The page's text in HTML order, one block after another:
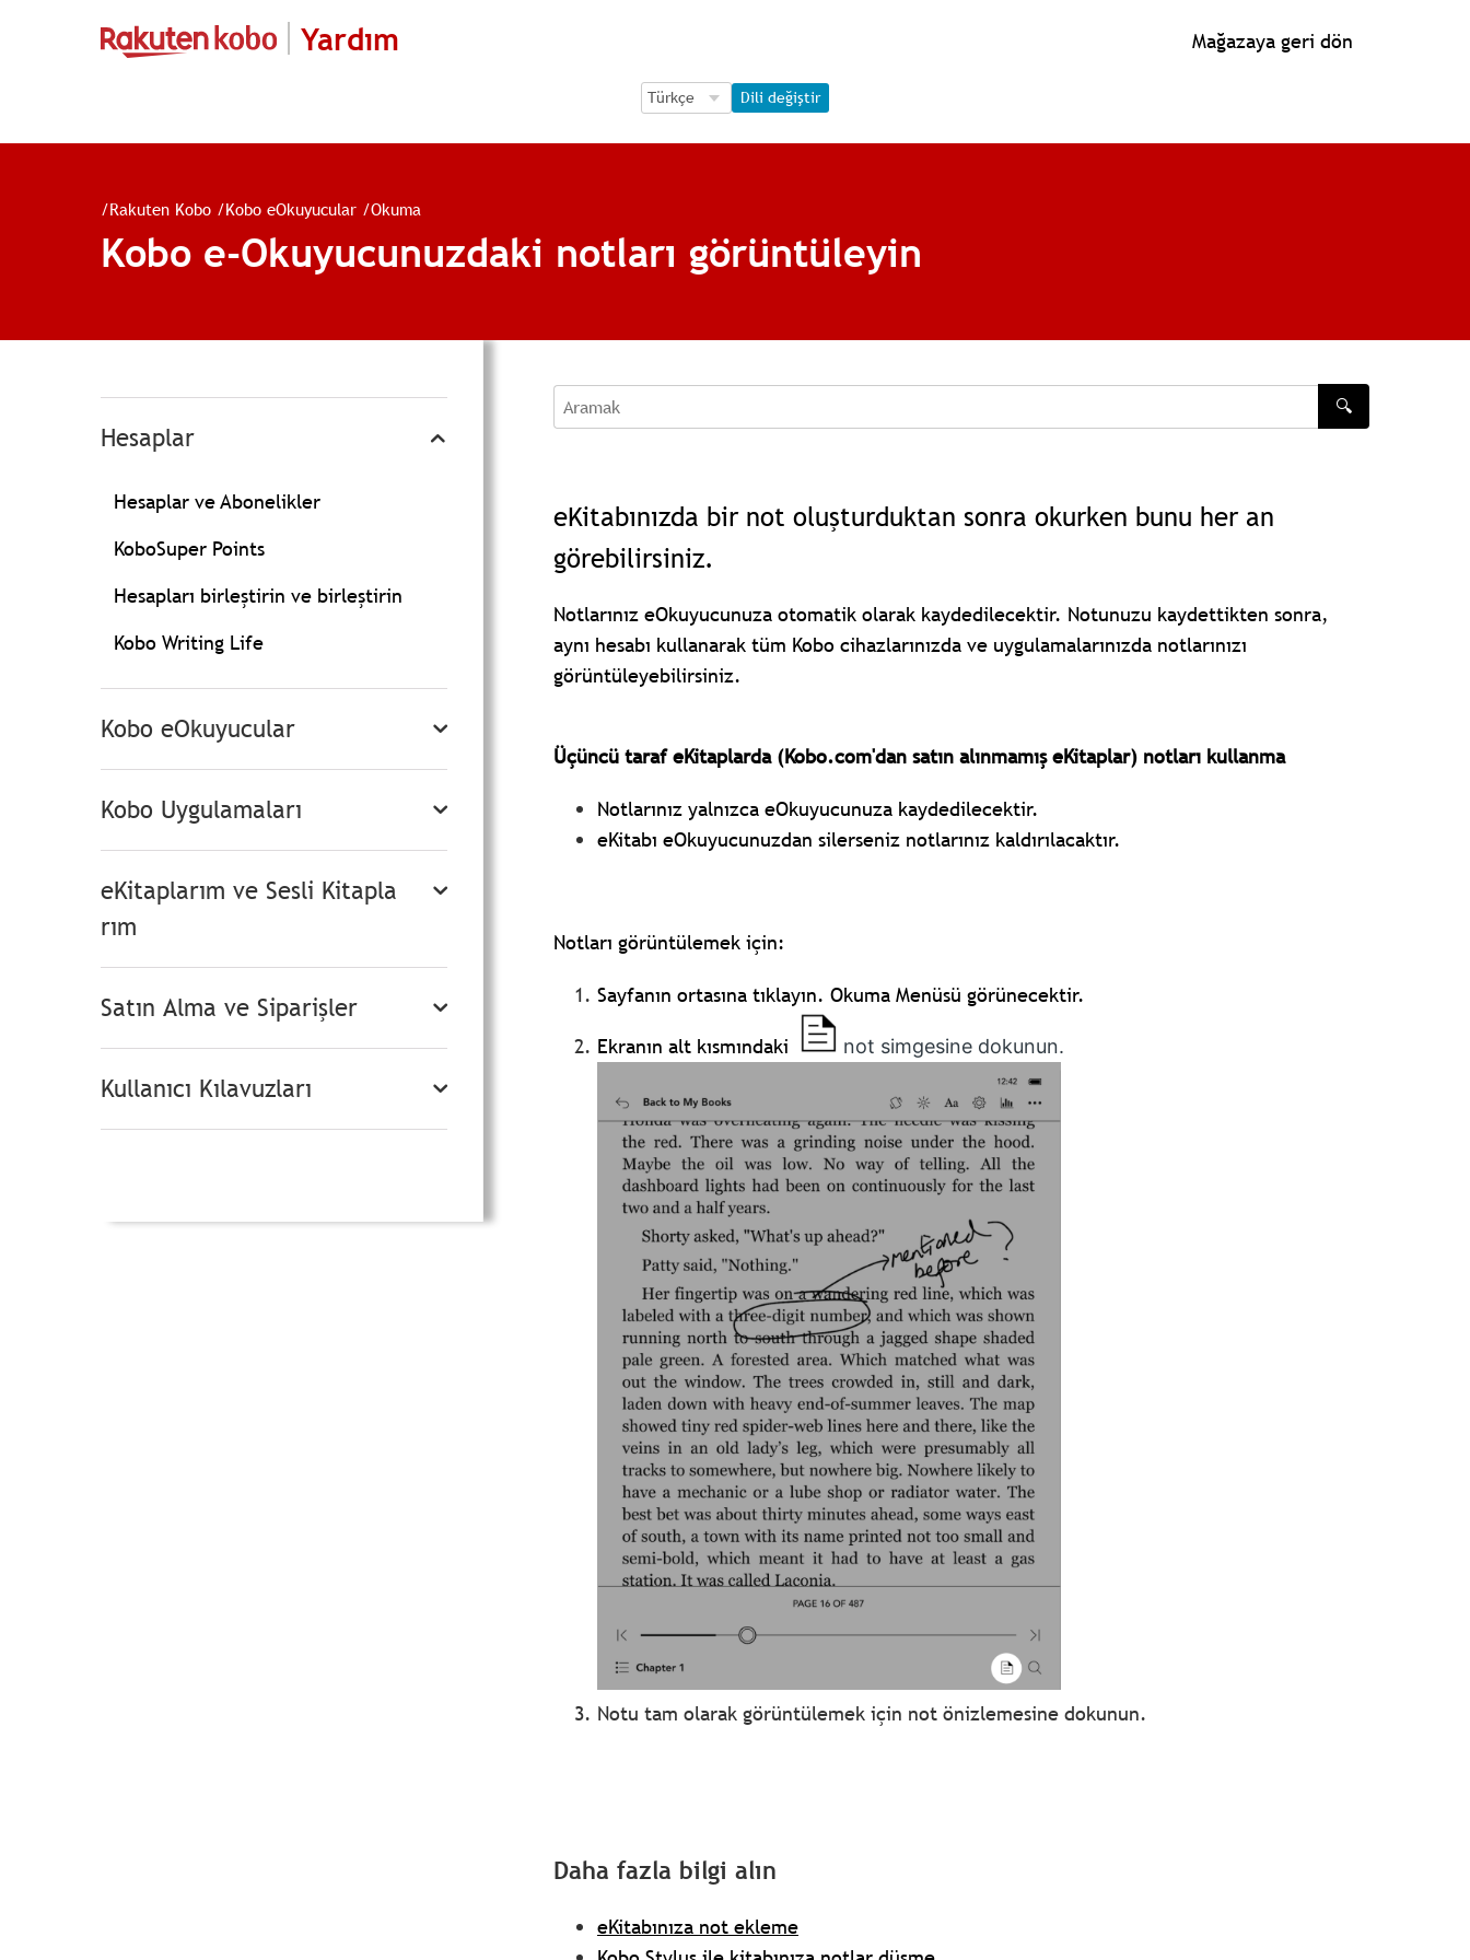
Yardım Mağazaya geri dön
Language Selection
Language Selection
Dili değiştir
/Rakuten Kobo /Kobo eOkuyucular /Okuma
Kobo e-Okuyucunuzdaki notları görüntüleyin
Hesaplar
Hesaplar ve Abonelikler
KoboSuper Points
Hesapları birleştirin ve birleştirin
Kobo Writing Life
Kobo eOkuyucular
Kobo Uygulamaları
eKitaplarım ve Sesli Kitapla
rım
Satın Alma ve Siparişler
Kullanıcı Kılavuzları
Aramak
🔍
eKitabınızda bir not oluşturduktan sonra okurken bunu her an
görebilirsiniz.
Notlarınız eOkuyucunuza otomatik olarak kaydedilecektir. Notunuzu kaydettikten sonra,
aynı hesabı kullanarak tüm Kobo cihazlarınızda ve uygulamalarınızda notlarınızı
görüntüleyebilirsiniz.
Üçüncü taraf eKitaplarda (Kobo.com'dan satın alınmamış eKitaplar) notları kullanma
Notlarınız yalnızca eOkuyucunuza kaydedilecektir.
eKitabı eOkuyucunuzdan silerseniz notlarınız kaldırılacaktır.
Notları görüntülemek için:
Sayfanın ortasına tıklayın. Okuma Menüsü görünecektir.
Ekranın alt kısmındaki not simgesine dokunun.
Notu tam olarak görüntülemek için not önizlemesine dokunun.
Daha fazla bilgi alın
eKitabınıza not ekleme